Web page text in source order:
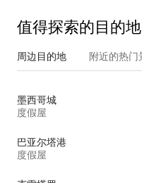
值得探索的目的地
周边目的地 附近的热门
墨西哥城
度假屋
巴亚尔塔港
度假屋